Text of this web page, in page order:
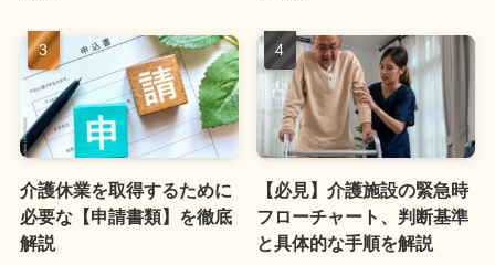
介護休業を取得するために
必要な【申請書類】を徹底
解説
【必見】介護施設の緊急時
フローチャート、判断基準
と具体的な手順を解説